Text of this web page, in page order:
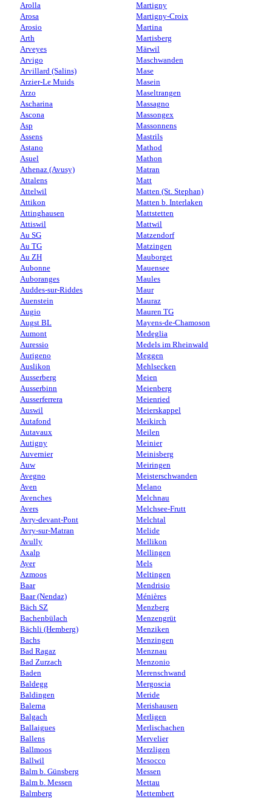
Arolla
Arosa
Arosio
Arth
Arveyes
Arvigo
Arvillard (Salins)
Arzier-Le Muids
Arzo
Ascharina
Ascona
Asp
Assens
Astano
Asuel
Athenaz (Avusy)
Attalens
Attelwil
Attikon
Attinghausen
Attiswil
Au SG
Au TG
Au ZH
Aubonne
Auboranges
Auddes-sur-Riddes
Auenstein
Augio
Augst BL
Aumont
Auressio
Aurigeno
Auslikon
Ausserberg
Ausserbinn
Ausserferrera
Auswil
Autafond
Autavaux
Autigny
Auvernier
Auw
Avegno
Aven
Avenches
Avers
Avry-devant-Pont
Avry-sur-Matran
Avully
Axalp
Ayer
Azmoos
Baar
Baar (Nendaz)
Bäch SZ
Bachenbülach
Bächli (Hemberg)
Bachs
Bad Ragaz
Bad Zurzach
Baden
Baldegg
Baldingen
Balerna
Balgach
Ballaigues
Ballens
Ballmoos
Ballwil
Balm b. Günsberg
Balm b. Messen
Balmberg
Martigny
Martigny-Croix
Martina
Martisberg
Märwil
Maschwanden
Mase
Masein
Maseltrangen
Massagno
Massongex
Massonnens
Mastrils
Mathod
Mathon
Matran
Matt
Matten (St. Stephan)
Matten b. Interlaken
Mattstetten
Mattwil
Matzendorf
Matzingen
Mauborget
Mauensee
Maules
Maur
Mauraz
Mauren TG
Mayens-de-Chamoson
Medeglia
Medels im Rheinwald
Meggen
Mehlsecken
Meien
Meienberg
Meienried
Meierskappel
Meikirch
Meilen
Meinier
Meinisberg
Meiringen
Meisterschwanden
Melano
Melchnau
Melchsee-Frutt
Melchtal
Melide
Mellikon
Mellingen
Mels
Meltingen
Mendrisio
Ménières
Menzberg
Menzengrüt
Menziken
Menzingen
Menznau
Menzonio
Merenschwand
Mergoscia
Meride
Merishausen
Merligen
Merlischachen
Mervelier
Merzligen
Mesocco
Messen
Mettau
Mettembert